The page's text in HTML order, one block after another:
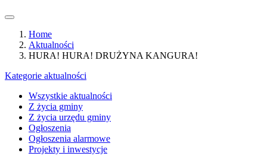
Home
Aktualności
HURA! HURA! DRUŻYNA KANGURA!
Kategorie aktualności
Wszystkie aktualności
Z życia gminy
Z życia urzędu gminy
Ogłoszenia
Ogłoszenia alarmowe
Projekty i inwestycje